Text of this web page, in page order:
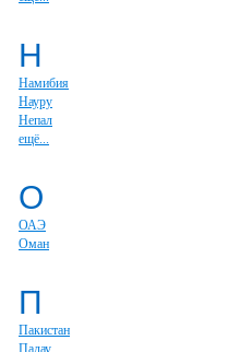
Н
Намибия
Науру
Непал
ещё...
О
ОАЭ
Оман
П
Пакистан
Палау